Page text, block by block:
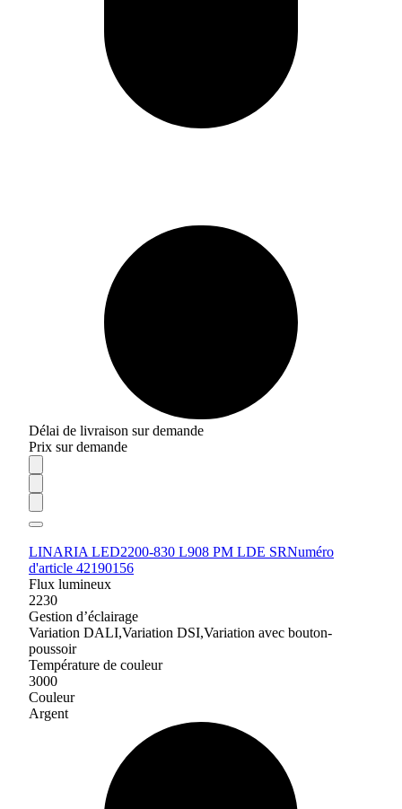
Délai de livraison sur demande
Prix sur demande
LINARIA LED2200-830 L908 PM LDE SRNuméro
d'article 42190156
Flux lumineux
2230
Gestion d’éclairage
Variation DALI,Variation DSI,Variation avec bouton-
poussoir
Température de couleur
3000
Couleur
Argent